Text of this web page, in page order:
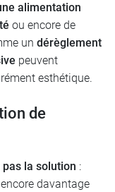
alimentation
ou encore de
un dérèglement
peuvent
esthétique.
de
pas la solution :
davantage